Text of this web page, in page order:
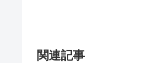
関連記事